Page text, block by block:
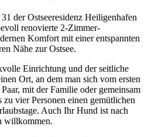
der Ostseeresidenz Heiligenhafen
renovierte 2-Zimmer-
Komfort mit einer entspannten
Nähe zur Ostsee.
Einrichtung und der seitliche
Ort, an dem man sich vom ersten
mit der Familie oder gemeinsam
vier Personen einen gemütlichen
Auch Ihr Hund ist nach
willkommen.